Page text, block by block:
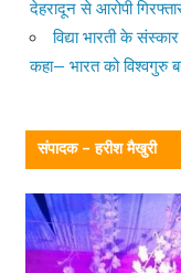
देहरादून से आरोपी
विद्या भारती के
कहा— भारत को विश्वगुरु
संपादक – हरीश मैखुरी